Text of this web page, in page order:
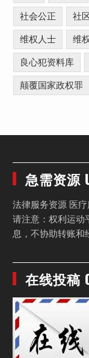
社会公正 社
维权人士 维
良心犯资料库
颠覆国家政权罪
急需资源
法律服务资源 医
请注意：权利运动
息，不协助转账和
在线投稿